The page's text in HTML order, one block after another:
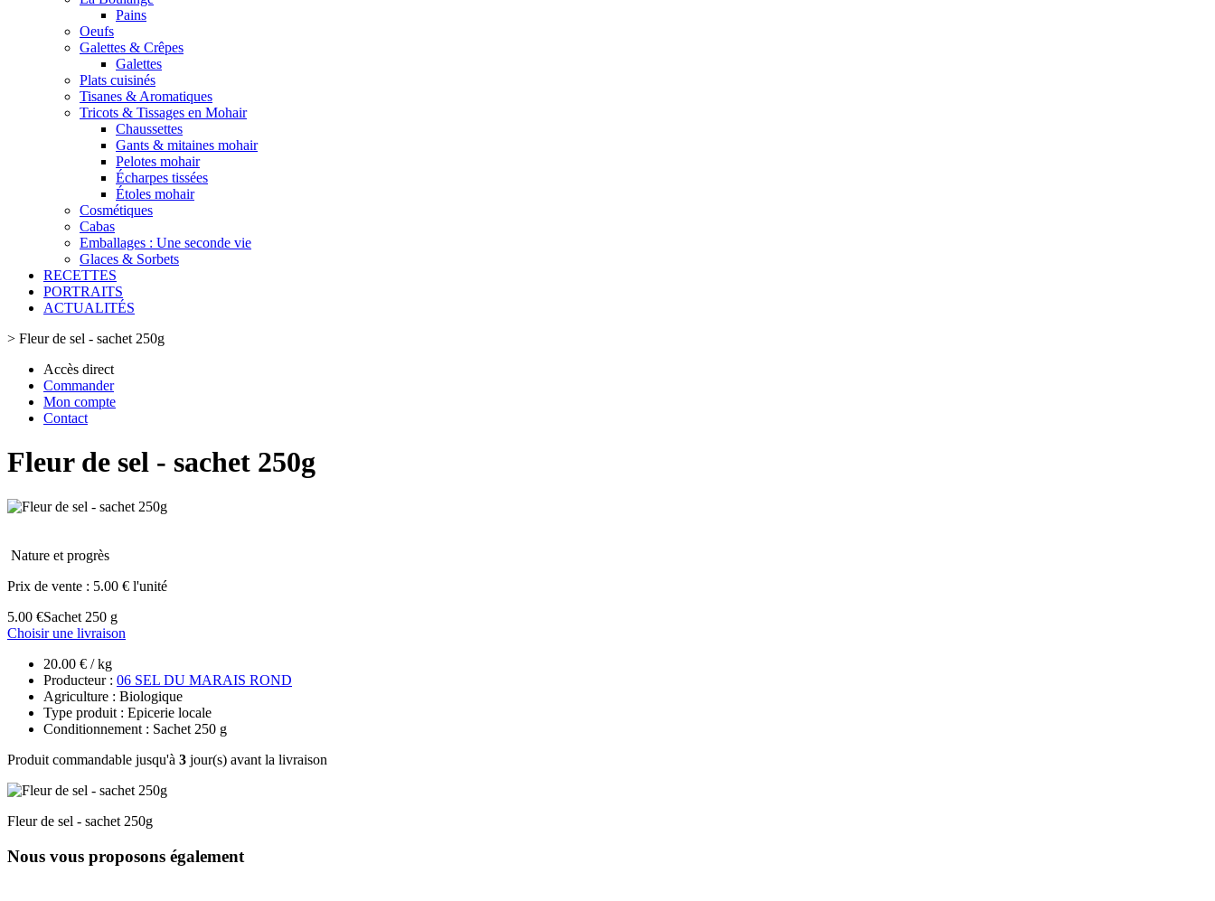
Pains
Oeufs
Galettes & Crêpes
Galettes
Plats cuisinés
Tisanes & Aromatiques
Tricots & Tissages en Mohair
Chaussettes
Gants & mitaines mohair
Pelotes mohair
Écharpes tissées
Étoles mohair
Cosmétiques
Cabas
Emballages : Une seconde vie
Glaces & Sorbets
RECETTES
PORTRAITS
ACTUALITÉS
> Fleur de sel - sachet 250g
Accès direct
Commander
Mon compte
Contact
Fleur de sel - sachet 250g
Nature et progrès
Prix de vente : 5.00 € l'unité
5.00 €Sachet 250 g
Choisir une livraison
20.00 € / kg
Producteur : 06 SEL DU MARAIS ROND
Agriculture : Biologique
Type produit : Epicerie locale
Conditionnement : Sachet 250 g
Produit commandable jusqu'à 3 jour(s) avant la livraison
Fleur de sel - sachet 250g
Nous vous proposons également